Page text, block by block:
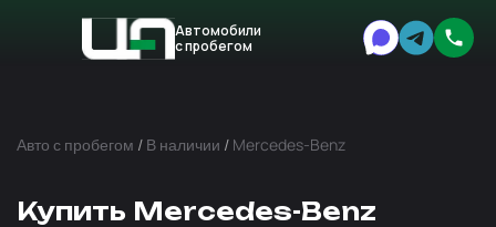
Автомобили
с пробегом
Авто с пробегом / В наличии / Mercedes-Benz
Купить Mercedes-Benz